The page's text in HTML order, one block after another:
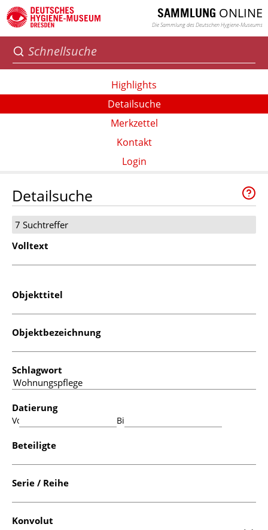
SAMMLUNG ONLINE
Die Sammlung des Deutschen Hygiene-Museums
Highlights
Detailsuche
Merkzettel
Kontakt
Login
Detailsuche
7 Suchtreffer
Volltext
Objekttitel
Objektbezeichnung
Schlagwort
Datierung
Von: Bis:
Beteiligte
Serie / Reihe
Konvolut